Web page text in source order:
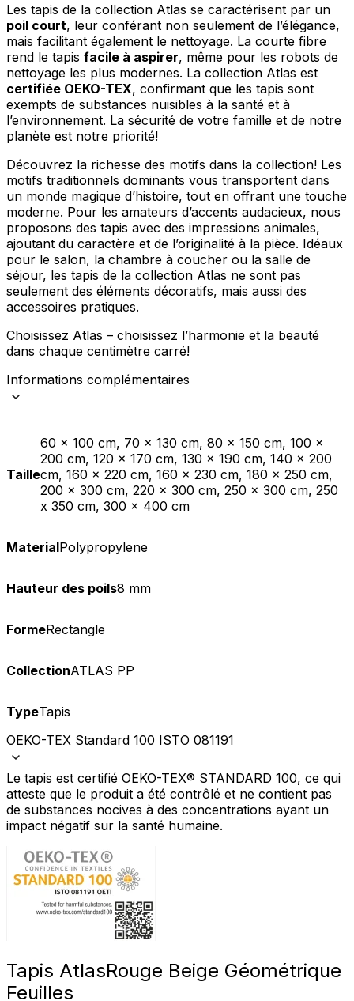
Les tapis de la collection Atlas se caractérisent par un
poil court, leur conférant non seulement de l’élégance,
mais facilitant également le nettoyage. La courte fibre
rend le tapis facile à aspirer, même pour les robots de
nettoyage les plus modernes. La collection Atlas est
certifiée OEKO-TEX, confirmant que les tapis sont
exempts de substances nuisibles à la santé et à
l’environnement. La sécurité de votre famille et de notre
planète est notre priorité!
Découvrez la richesse des motifs dans la collection! Les
motifs traditionnels dominants vous transportent dans
un monde magique d’histoire, tout en offrant une touche
moderne. Pour les amateurs d’accents audacieux, nous
proposons des tapis avec des impressions animales,
ajoutant du caractère et de l’originalité à la pièce. Idéaux
pour le salon, la chambre à coucher ou la salle de
séjour, les tapis de la collection Atlas ne sont pas
seulement des éléments décoratifs, mais aussi des
accessoires pratiques.
Choisissez Atlas – choisissez l’harmonie et la beauté
dans chaque centimètre carré!
Informations complémentaires
Taille
60 x 100 cm, 70 x 130 cm, 80 x 150 cm, 100 x
200 cm, 120 x 170 cm, 130 x 190 cm, 140 x 200
cm, 160 x 220 cm, 160 x 230 cm, 180 x 250 cm,
200 x 300 cm, 220 x 300 cm, 250 x 300 cm, 250
x 350 cm, 300 x 400 cm
MaterialPolypropylene
Hauteur des poils8 mm
FormeRectangle
CollectionATLAS PP
TypeTapis
OEKO-TEX Standard 100 ISTO 081191
Le tapis est certifié OEKO-TEX® STANDARD 100, ce qui
atteste que le produit a été contrôlé et ne contient pas
de substances nocives à des concentrations ayant un
impact négatif sur la santé humaine.
Tapis AtlasRouge Beige Géométrique
Feuilles